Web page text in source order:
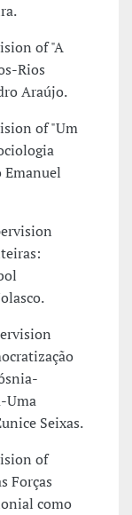
of "A
Rios
Araújo.
of "Um
Emanuel
Uma
Seixas.
of
Forças
como